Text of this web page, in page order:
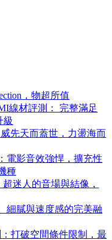
，物超所值
線材評測： 完整滿足
級
先天而蓋世，力盪海而
電影音效強悍，擴充性
種
迷人的音場與結像，
細膩與速度感的完美融
：打破空間條件限制，最